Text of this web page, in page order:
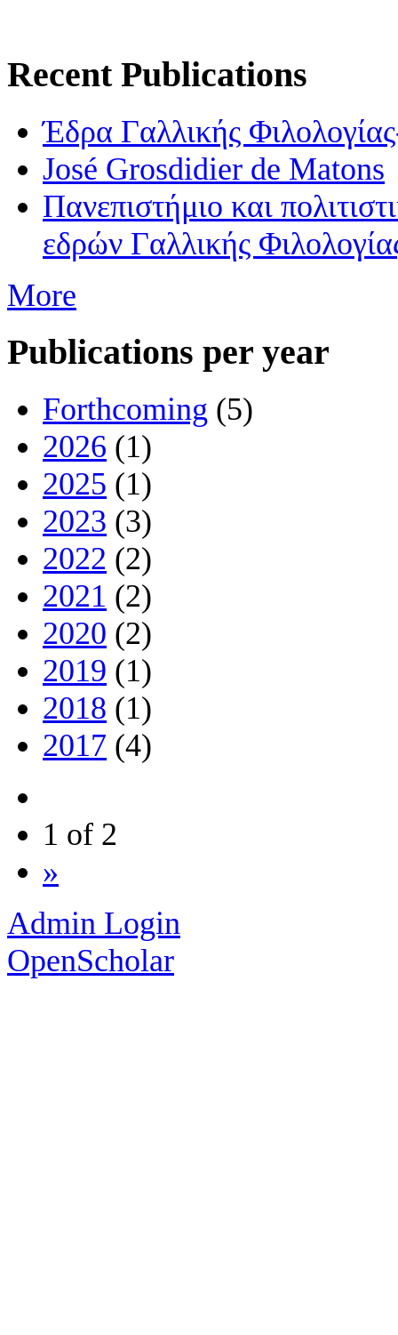
Recent Publications
Έδρα Γαλλικής
José Grosdidier de Matons
Πανεπιστήμιο και
εδρών Γαλλικής
More
Publications per year
Forthcoming (5)
2026 (1)
2025 (1)
2023 (3)
2022 (2)
2021 (2)
2020 (2)
2019 (1)
2018 (1)
2017 (4)
1 of 2
»
Admin Login
OpenScholar